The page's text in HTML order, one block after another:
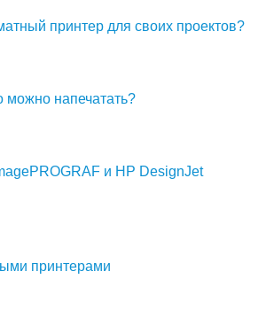
принтер для своих проектов?
можно напечатать?
и HP DesignJet
принтерами